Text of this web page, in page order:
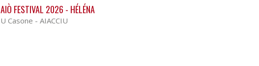
AIÒ FESTIVAL 2026 - HÉLÉNA
U Casone - AIACCIU